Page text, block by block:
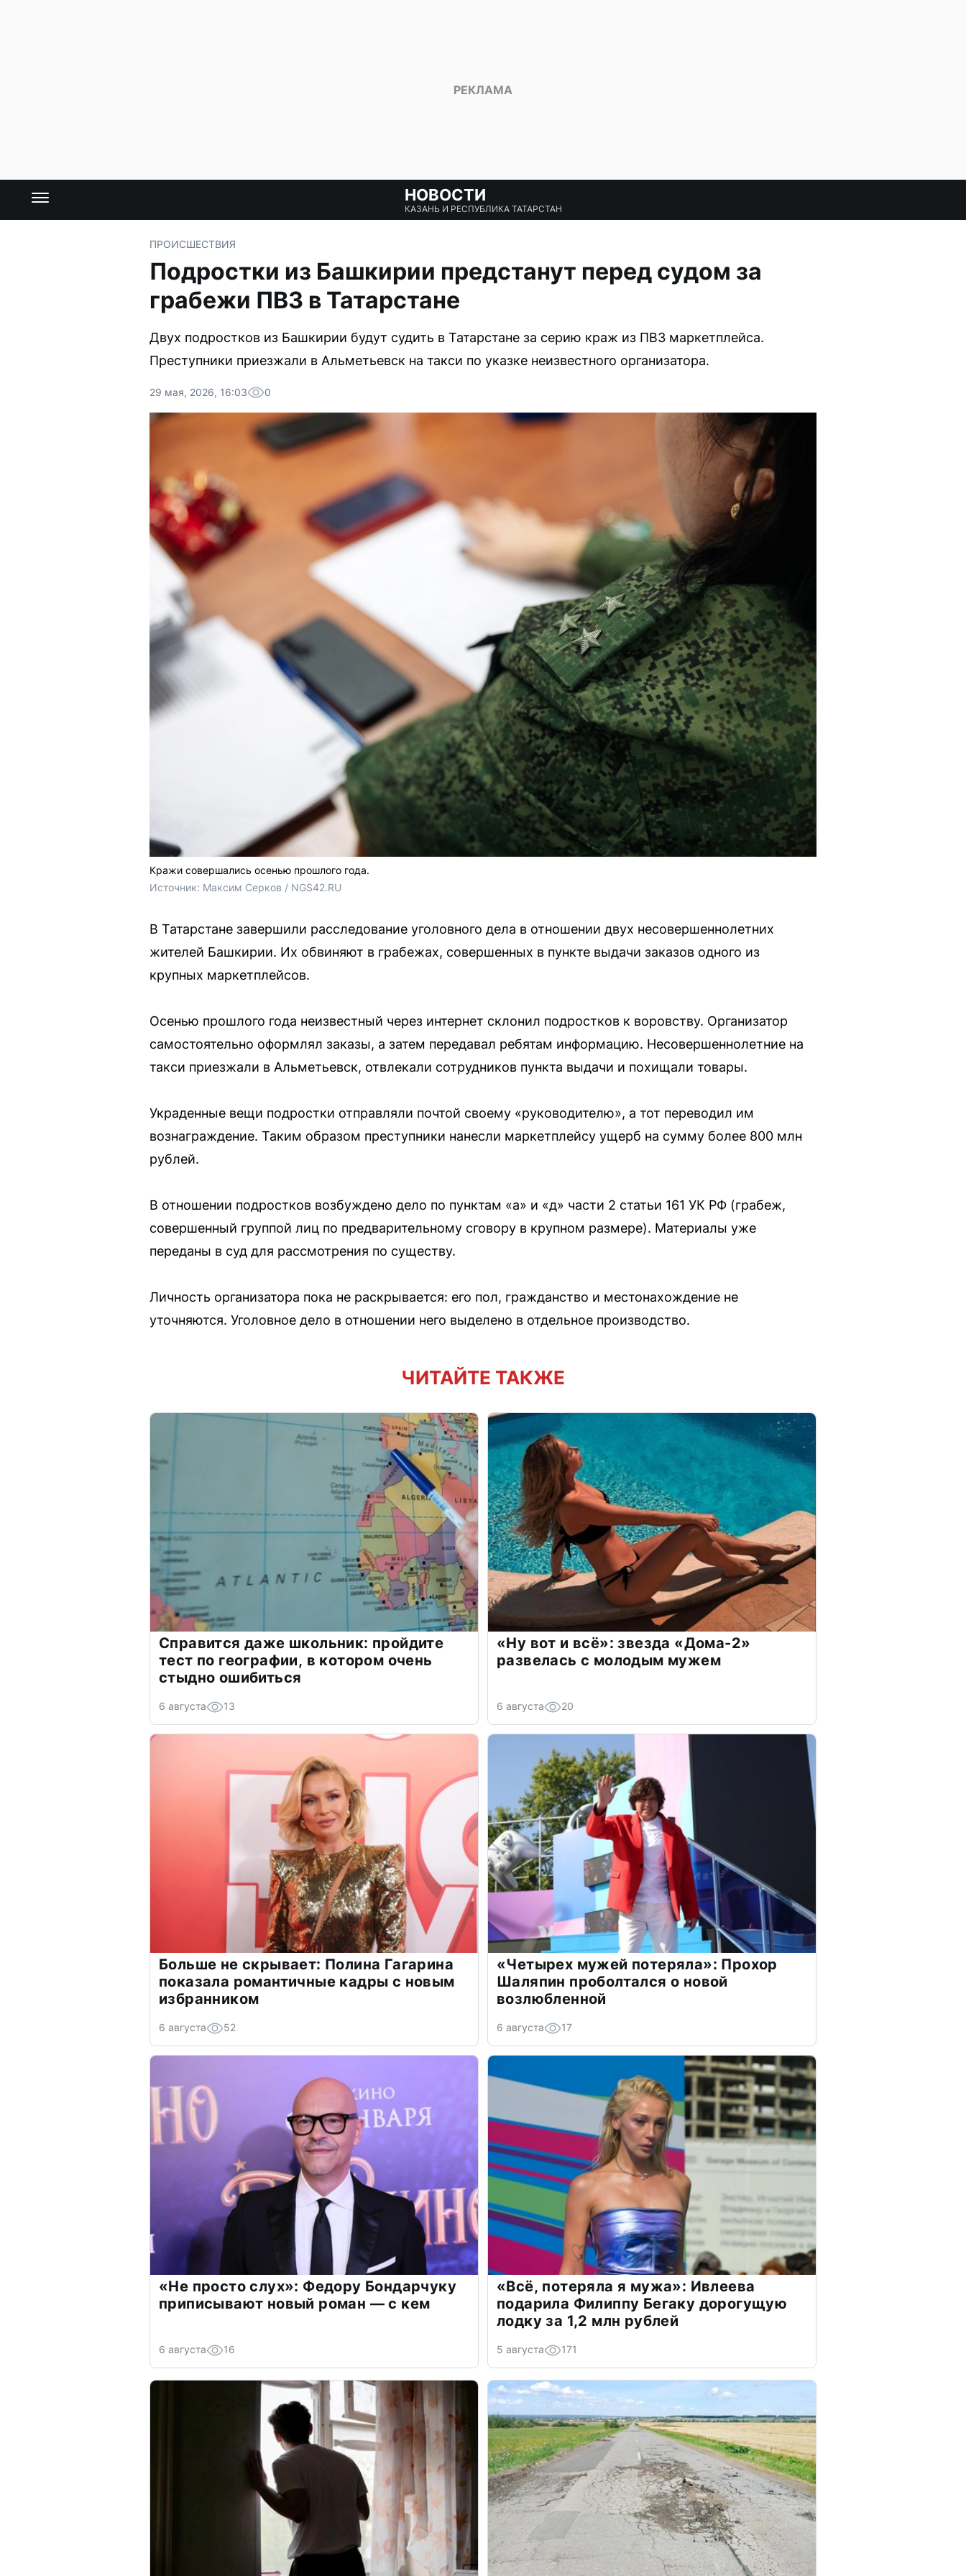
НОВОСТИ
КАЗАНЬ И РЕСПУБЛИКА ТАТАРСТАН
ПРОИСШЕСТВИЯ
Подростки из Башкирии предстанут перед судом за
грабежи ПВЗ в Татарстане
Двух подростков из Башкирии будут судить в Татарстане за серию краж из ПВЗ маркетплейса.
Преступники приезжали в Альметьевск на такси по указке неизвестного организатора.
29 мая, 2026, 16:03 0
Кражи совершались осенью прошлого года.
Источник: Максим Серков / NGS42.RU
В Татарстане завершили расследование уголовного дела в отношении двух несовершеннолетних
жителей Башкирии. Их обвиняют в грабежах, совершенных в пункте выдачи заказов одного из
крупных маркетплейсов.
Осенью прошлого года неизвестный через интернет склонил подростков к воровству. Организатор
самостоятельно оформлял заказы, а затем передавал ребятам информацию. Несовершеннолетние на
такси приезжали в Альметьевск, отвлекали сотрудников пункта выдачи и похищали товары.
Украденные вещи подростки отправляли почтой своему «руководителю», а тот переводил им
вознаграждение. Таким образом преступники нанесли маркетплейсу ущерб на сумму более 800 млн
рублей.
В отношении подростков возбуждено дело по пунктам «а» и «д» части 2 статьи 161 УК РФ (грабеж,
совершенный группой лиц по предварительному сговору в крупном размере). Материалы уже
переданы в суд для рассмотрения по существу.
Личность организатора пока не раскрывается: его пол, гражданство и местонахождение не
уточняются. Уголовное дело в отношении него выделено в отдельное производство.
ЧИТАЙТЕ ТАКЖЕ
Справится даже школьник: пройдите
тест по географии, в котором очень
стыдно ошибиться
6 августа 13
«Ну вот и всё»: звезда «Дома-2»
развелась с молодым мужем
6 августа 20
Больше не скрывает: Полина Гагарина
показала романтичные кадры с новым
избранником
6 августа 52
«Четырех мужей потеряла»: Прохор
Шаляпин проболтался о новой
возлюбленной
6 августа 17
«Не просто слух»: Федору Бондарчуку
приписывают новый роман — с кем
6 августа 16
«Всё, потеряла я мужа»: Ивлеева
подарила Филиппу Бегаку дорогущую
лодку за 1,2 млн рублей
5 августа 171